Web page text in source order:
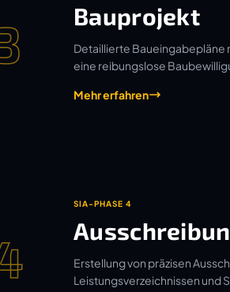
Bauprojekt
Detaillierte Baueingabepläne
eine reibungslose
Mehr erfahren
SIA-PHASE 4
Erstellung von präzisen
Leistungsverzeichnissen und